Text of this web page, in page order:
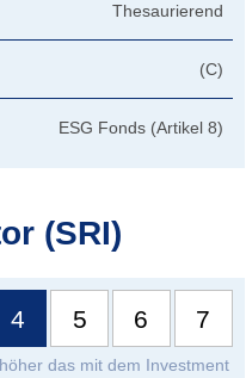
Thesaurierend
(C)
ESG Fonds (Artikel 8)
(SRI)
4 5 6 7
das mit dem Investment